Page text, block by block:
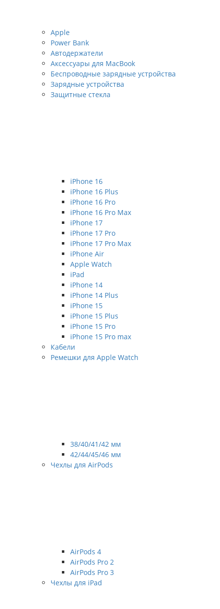
Apple
Power Bank
Автодержатели
Аксессуары для MacBook
Беспроводные зарядные устройства
Зарядные устройства
Защитные стекла
iPhone 16
iPhone 16 Plus
iPhone 16 Pro
iPhone 16 Pro Max
iPhone 17
iPhone 17 Pro
iPhone 17 Pro Max
iPhone Air
Apple Watch
iPad
iPhone 14
iPhone 14 Plus
iPhone 15
iPhone 15 Plus
iPhone 15 Pro
iPhone 15 Pro max
Кабели
Ремешки для Apple Watch
38/40/41/42 мм
42/44/45/46 мм
Чехлы для AirPods
AirPods 4
AirPods Pro 2
AirPods Pro 3
Чехлы для iPad